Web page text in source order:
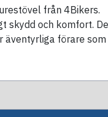
från 4Bikers.
skydd och komfort.
äventyrliga förare